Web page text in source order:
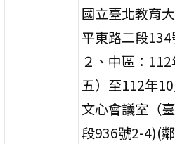
國立臺北教育
平東路二段134
２、中區：
五）至112年
文心會議室（
段936號2-4)(